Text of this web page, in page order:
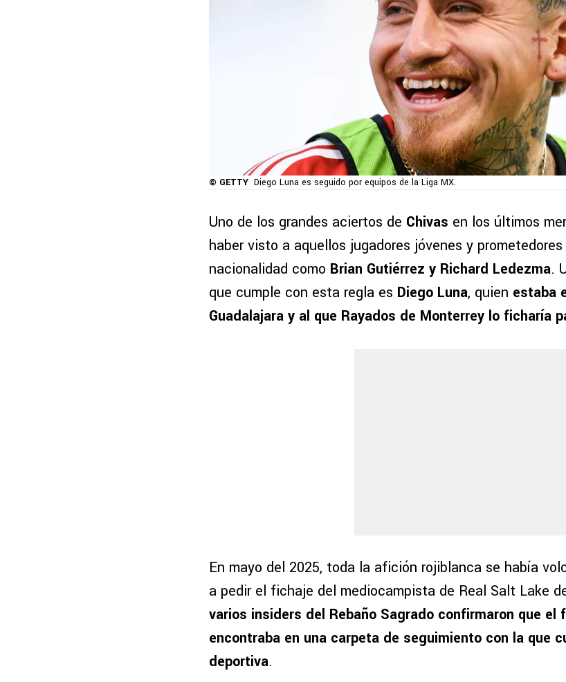
© GETTY Diego Luna es seguido por equipos de la Liga MX.
Uno de los grandes aciertos de Chivas en los últimos
haber visto a aquellos jugadores jóvenes y
nacionalidad como Brian Gutiérrez y Richard Ledezma.
que cumple con esta regla es Diego Luna, quien estaba
Guadalajara y al que Rayados de Monterrey lo ficharía
En mayo del 2025, toda la afición rojiblanca se había
a pedir el fichaje del mediocampista de Real Salt Lake
varios insiders del Rebaño Sagrado confirmaron que
encontraba en una carpeta de seguimiento con la que
deportiva.